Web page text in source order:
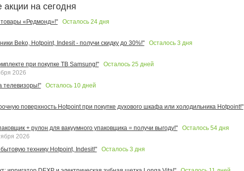
на сегодня
«Редмонд»!" Осталось 24дня
Beko, Hotpoint, Indesit - получи скидку до 30%!"
Осталось 3 дня
при покупке ТВ Samsung!"
Осталось 25 дней
2026
телевизоры!"
Осталось 10дней
поверхность Hotpoint при покупке духового шкафа или холодильника Hotpoint!"
+ рулон для вакуумного упаковщика = получи выгоду!"
Осталось 54дня
2026
технику Hotpoint, Indesit!"
Осталось 3 дня